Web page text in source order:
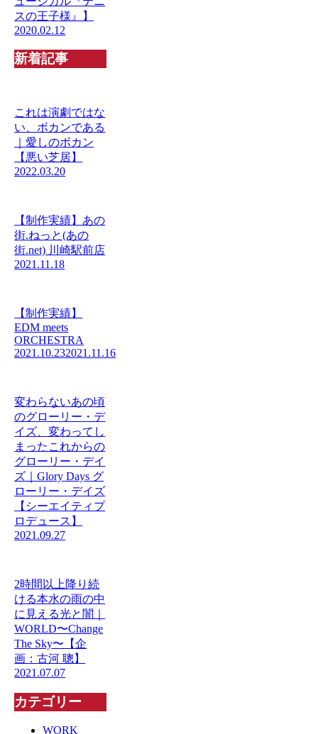
スの王子様』】
2020.02.12
新着記事
これは演劇ではな
い、ボカンである
｜愛しのボカン
【悪い芝居】
2022.03.20
【制作実績】あの
街.ねっと(あの
街.net) 川崎駅前店
2021.11.18
【制作実績】
EDM meets
ORCHESTRA
2021.10.232021.11.16
変わらないあの頃
のグローリー・デ
イズ、変わってし
まったこれからの
グローリー・デイ
ズ｜Glory Days グ
ローリー・デイズ
【シーエイティプ
ロデュース】
2021.09.27
2時間以上降り続
ける本水の雨の中
に見える光と闇｜
WORLD〜Change
The Sky〜【企
画：古河 聰】
2021.07.07
カテゴリー
WORK